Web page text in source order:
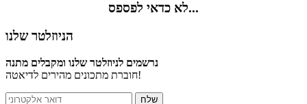
לא כדאי לפספס...
הניוזלטר שלנו
נרשמים לניוזלטר שלנו ומקבלים מתנה
חוברת מתכונים מהירים לדיאטה!